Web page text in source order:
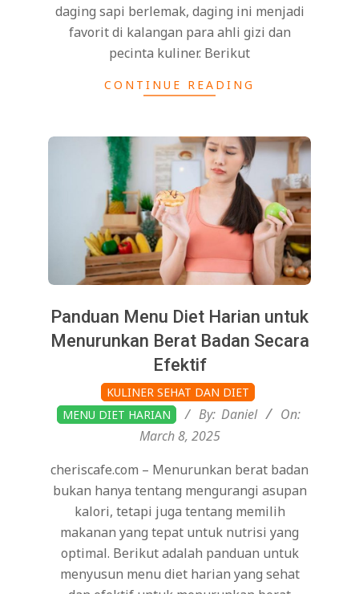
daging sapi berlemak, daging ini menjadi
favorit di kalangan para ahli gizi dan
pecinta kuliner. Berikut
CONTINUE READING
Panduan Menu Diet Harian untuk
Menurunkan Berat Badan Secara
Efektif
03-
08
KULINER SEHAT DAN DIET
MENU DIET HARIAN
By: Daniel
On:
March 8, 2025
cheriscafe.com – Menurunkan berat badan
bukan hanya tentang mengurangi asupan
kalori, tetapi juga tentang memilih
makanan yang tepat untuk nutrisi yang
optimal. Berikut adalah panduan untuk
menyusun menu diet harian yang sehat